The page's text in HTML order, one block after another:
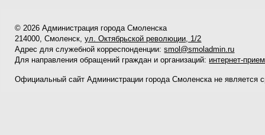
© 2026 Администрация города Смоленска
214000, Смоленск,ул. Октябрьской революции, 1/2
Адрес для служебной корреспонденции:smol@smoladmin.ru
Для направления обращений граждан и организаций: интернет-
Официальный сайт Администрации города Смоленска не является